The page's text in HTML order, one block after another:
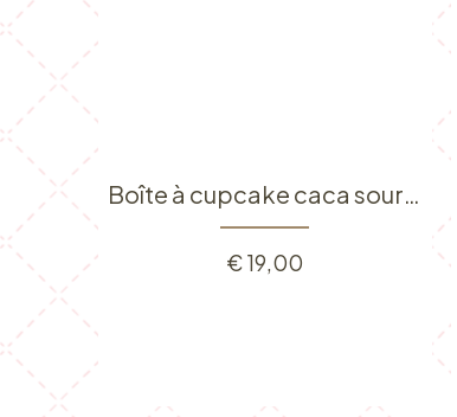
Boîte à cupcake caca souriante
€19,00